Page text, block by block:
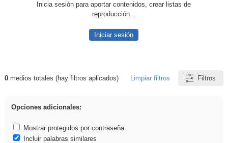
Inicia sesión para aportar contenidos, crear listas de
reproducción...
Iniciar sesión
Resultados de: venganza
0medios totales (hay filtros aplicados) Limpiar filtros Filtros
Opciones adicionales:
Mostrar protegidos por contraseña
Incluir palabras similares